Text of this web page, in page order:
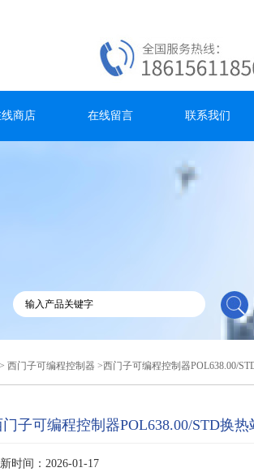
商店 在线留言 联系我们
> 西门子可编程控制器 >西门子可编程控制器POL638.00/STD换热
子可编程控制器POL638.00/STD换热
时间：2026-01-17